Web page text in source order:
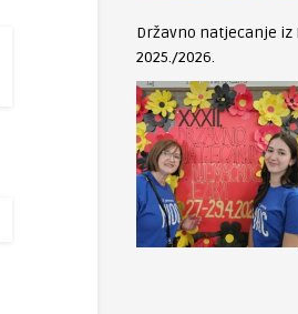
Državno natjecanje iz
2025./2026.